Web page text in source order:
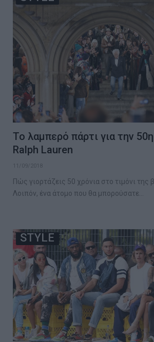
Το λαμπερό πάρτι για την
Ralph Lauren
11/09/2018
Πώς γιορτάζεις 50 χρόνια στο τιμόνι της
Λοιπόν, ένα άτομο που θα μπορούσατε…
STYLE